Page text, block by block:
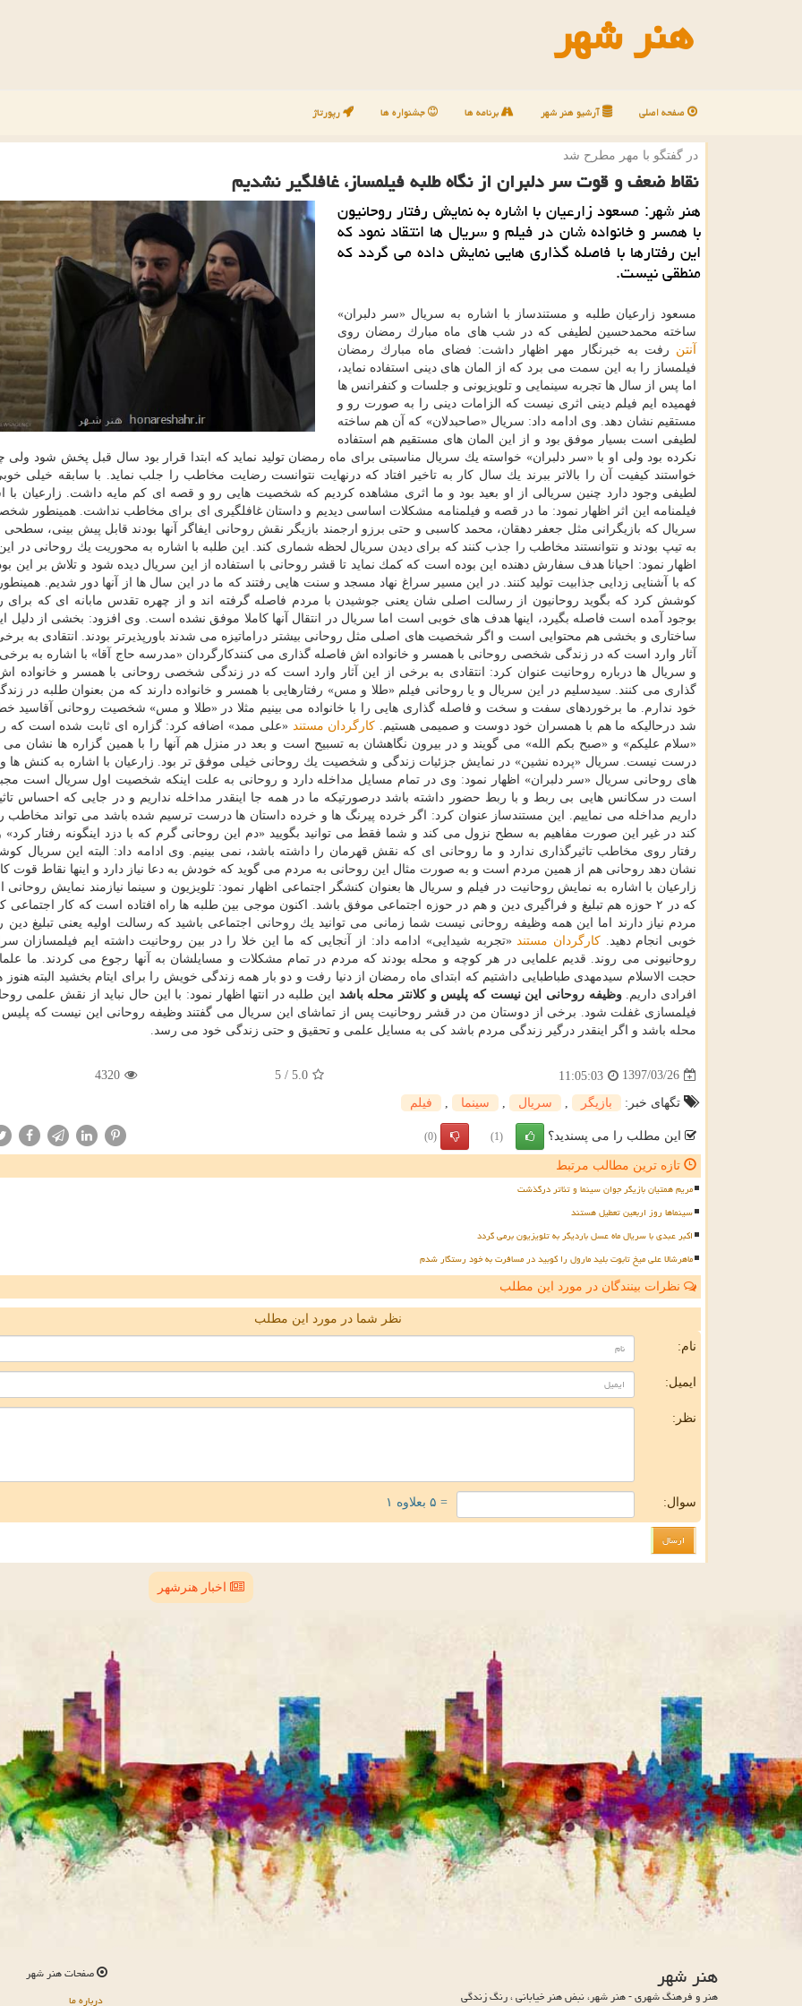
هنر شهر
صفحه اصلی آرشیو هنر شهر برنامه ها جشنواره ها رپورتاژ
در گفتگو با مهر مطرح شد
نقاط ضعف و قوت سر دلبران از نگاه طلبه فیلمساز، غافلگیر نشدیم
هنر شهر: مسعود زارعیان با اشاره به نمایش رفتار روحانیون
با همسر و خانواده شان در فیلم و سریال ها انتقاد نمود كه
این رفتارها با فاصله گذاری هایی نمایش داده می گردد كه
منطقی نیست.
مسعود زارعیان طلبه و مستندساز با اشاره به سریال «سر دلبران»
ساخته محمدحسین لطیفی كه در شب های ماه مبارك رمضان روی
آنتن رفت به خبرنگار مهر اظهار داشت: فضای ماه مبارك رمضان
فیلمساز را به این سمت می برد كه از المان های دینی استفاده نماید،
اما پس از سال ها تجربه سینمایی و تلویزیونی و جلسات و كنفرانس ها
فهمیده ایم فیلم دینی اثری نیست كه الزامات دینی را به صورت رو و
مستقیم نشان دهد. وی ادامه داد: سریال «صاحبدلان» كه آن هم ساخته
لطیفی است بسیار موفق بود و از این المان های مستقیم هم استفاده
نكرده بود ولی او با «سر دلبران» خواسته یك سریال مناسبتی برای ماه رمضان تولید نماید كه ابتدا قرار بود سال قبل پخش شود
خواستند كیفیت آن را بالاتر ببرند یك سال كار به تاخیر افتاد كه درنهایت نتوانست رضایت مخاطب را جلب نماید. با سابقه خیلی
لطیفی وجود دارد چنین سریالی از او بعید بود و ما اثری مشاهده كردیم كه شخصیت هایی رو و قصه ای كم مایه داشت. زارعیان با
فیلمنامه این اثر اظهار نمود: ما در قصه و فیلمنامه مشكلات اساسی دیدیم و داستان غافلگیری ای برای مخاطب نداشت. همینطور
سریال كه بازیگرانی مثل جعفر دهقان، محمد كاسبی و حتی برزو ارجمند بازیگر نقش روحانی ایفاگر آنها بودند قابل پیش بینی، سطحی
به تیپ بودند و نتوانستند مخاطب را جذب كنند كه برای دیدن سریال لحظه شماری كند. این طلبه با اشاره به محوریت یك روحانی در
اظهار نمود: احیانا هدف سفارش دهنده این بوده است كه كمك نماید تا قشر روحانی با استفاده از این سریال دیده شود و تلاش بر این
كه با آشنایی زدایی جذابیت تولید كنند. در این مسیر سراغ نهاد مسجد و سنت هایی رفتند كه ما در این سال ها از آنها دور شدیم.
كوشش كرد كه بگوید روحانیون از رسالت اصلی شان یعنی جوشیدن با مردم فاصله گرفته اند و از چهره تقدس مابانه ای كه برای
بوجود آمده است فاصله بگیرد، اینها هدف های خوبی است اما سریال در انتقال آنها كاملا موفق نشده است. وی افزود: بخشی از دلیل
ساختاری و بخشی هم محتوایی است و اگر شخصیت های اصلی مثل روحانی بیشتر دراماتیزه می شدند باورپذیرتر بودند. انتقادی به
آثار وارد است كه در زندگی شخصی روحانی با همسر و خانواده اش فاصله گذاری می كنندكارگردان «مدرسه حاج آقا» با اشاره به برخی
و سریال ها درباره روحانیت عنوان كرد: انتقادی به برخی از این آثار وارد است كه در زندگی شخصی روحانی با همسر و خانواده
گذاری می كنند. سیدسلیم در این سریال و یا روحانی فیلم «طلا و مس» رفتارهایی با همسر و خانواده دارند كه من بعنوان طلبه در
خود ندارم. ما برخوردهای سفت و سخت و فاصله گذاری هایی را با خانواده می بینیم مثلا در «طلا و مس» شخصیت روحانی آقاسید
شد درحالیكه ما هم با همسران خود دوست و صمیمی هستیم. كارگردان مستند «علی ممد» اضافه كرد: گزاره ای ثابت شده است كه
«سلام علیكم» و «صبح بكم الله» می گویند و در بیرون نگاهشان به تسبیح است و بعد در منزل هم آنها را با همین گزاره ها نشان می
درست نیست. سریال «پرده نشین» در نمایش جزئیات زندگی و شخصیت یك روحانی خیلی موفق تر بود. زارعیان با اشاره به كنش ها و
های روحانی سریال «سر دلبران» اظهار نمود: وی در تمام مسایل مداخله دارد و روحانی به علت اینكه شخصیت اول سریال است
است در سكانس هایی بی ربط و با ربط حضور داشته باشد درصورتیكه ما در همه جا اینقدر مداخله نداریم و در جایی كه احساس
داریم مداخله می نماییم. این مستندساز عنوان كرد: اگر خرده پیرنگ ها و خرده داستان ها درست ترسیم شده باشد می تواند مخاطب
كند در غیر این صورت مفاهیم به سطح نزول می كند و شما فقط می توانید بگویید «دم این روحانی گرم كه با دزد اینگونه رفتار كرد»
رفتار روی مخاطب تاثیرگذاری ندارد و ما روحانی ای كه نقش قهرمان را داشته باشد، نمی بینیم. وی ادامه داد: البته این سریال
نشان دهد روحانی هم از همین مردم است و به صورت مثال این روحانی به مردم می گوید كه خودش به دعا نیاز دارد و اینها نقاط قوت
زارعیان با اشاره به نمایش روحانیت در فیلم و سریال ها بعنوان كنشگر اجتماعی اظهار نمود: تلویزیون و سینما نیازمند نمایش
كه در ۲ حوزه هم تبلیغ و فراگیری دین و هم در حوزه اجتماعی موفق باشد. اكنون موجی بین طلبه ها راه افتاده است كه كار اجتماعی
مردم نیاز دارند اما این همه وظیفه روحانی نیست شما زمانی می توانید یك روحانی اجتماعی باشید كه رسالت اولیه یعنی تبلیغ دین
خوبی انجام دهید. كارگردان مستند«تجربه شیدایی» ادامه داد: از آنجایی كه ما این خلا را در بین روحانیت داشته ایم فیلمسازان
روحانیونی می روند. قدیم علمایی در هر كوچه و محله بودند كه مردم در تمام مشكلات و مسایلشان به آنها رجوع می كردند. ما
حجت الاسلام سیدمهدی طباطبایی داشتیم كه ابتدای ماه رمضان از دنیا رفت و دو بار همه زندگی خویش را برای ایتام بخشید البته هنوز
افرادی داریم.وظیفه روحانی این نیست كه پلیس و كلانتر محله باشد این طلبه در انتها اظهار نمود: با این حال نباید از نقش علمی
فیلمسازی غفلت شود. برخی از دوستان من در قشر روحانیت پس از تماشای این سریال می گفتند وظیفه روحانی این نیست كه پلیس و
محله باشد و اگر اینقدر درگیر زندگی مردم باشد كی به مسایل علمی و تحقیق و حتی زندگی خود می رسد.
1397/03/26
11:05:03
5.0
/
5
4320
تگهای خبر: بازیگر سریال سینما فیلم
این مطلب را می پسندید؟ (1)
(0)
تازه ترین مطالب مرتبط
مریم همتیان بازیگر جوان سینما و تئاتر درگذشت
سینماها روز اربعین تعطیل هستند
اکبر عبدی با سریال ماه عسل باردیگر به تلویزیون برمی گردد
ماهرشالا علی میخ تابوت بلید مارول را کوبید در مسافرت به خود رستگار شدم
نظرات بینندگان در مورد این مطلب
نظر شما در مورد این مطلب
نام:
ایمیل:
نظر:
سوال: = ۵ بعلاوه ۱
اخبار هنرشهر
هنر شهر
هنر و فرهنگ شهری - هنر شهر، نبض هنر خیابانی ، رنگ زندگی
صفحات هنر شهر
درباره ما